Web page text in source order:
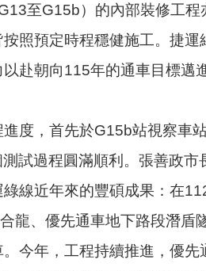
至G15b）的內部裝修工
照預定時程穩健施工。捷
赴朝向115年的通車目標邁進
度，首先於G15b站視察車
試過程圓滿順利。張善政
線近年來的豐碩成果：在
龍、優先通車地下路段潛
今年，工程持續推進，優